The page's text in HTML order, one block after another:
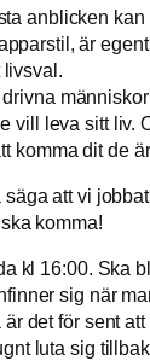
anblicken kan
är
livsval.
vill leva sitt liv.
komma dit de
att vi
komma!
kl 16:00. Ska
sig när
det för sent
luta sig